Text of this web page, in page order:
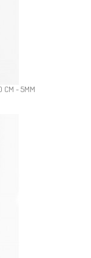
CM - 5MM